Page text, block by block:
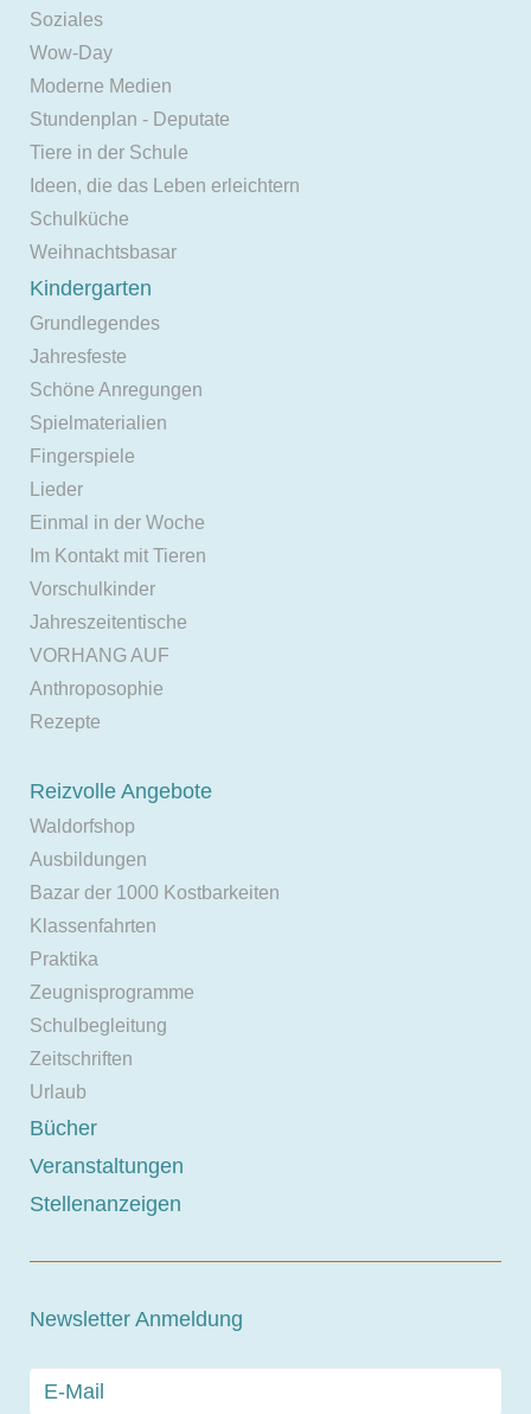
Soziales
Wow-Day
Moderne Medien
Stundenplan - Deputate
Tiere in der Schule
Ideen, die das Leben erleichtern
Schulküche
Weihnachtsbasar
Kindergarten
Grundlegendes
Jahresfeste
Schöne Anregungen
Spielmaterialien
Fingerspiele
Lieder
Einmal in der Woche
Im Kontakt mit Tieren
Vorschulkinder
Jahreszeitentische
VORHANG AUF
Anthroposophie
Rezepte
Reizvolle Angebote
Waldorfshop
Ausbildungen
Bazar der 1000 Kostbarkeiten
Klassenfahrten
Praktika
Zeugnisprogramme
Schulbegleitung
Zeitschriften
Urlaub
Bücher
Veranstaltungen
Stellenanzeigen
Newsletter Anmeldung